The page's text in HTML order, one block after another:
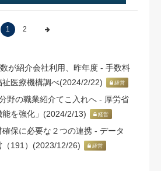
1 2
が紹介会社利用、昨年度 - 手数料
医療機構調べ(2024/2/22)
経営
野の職業紹介てこ入れへ - 厚労省
を強化」(2024/2/13)
経営
保に必要な２つの連携 - データ
（191）(2023/12/26)
経営